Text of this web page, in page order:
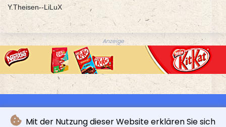
Mit der Nutzung dieser Website erklären Sie sich
Y.Theisen--LiLuX
Anzeige